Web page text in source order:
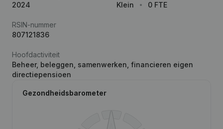
2024
Klein
0 FTE
RSIN-nummer
807121836
Hoofdactiviteit
Beheer, beleggen, samenwerken, financieren eigen
directiepensioen
Gezondheidsbarometer